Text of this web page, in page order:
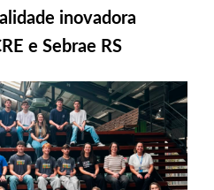
inovadora
e Sebrae RS